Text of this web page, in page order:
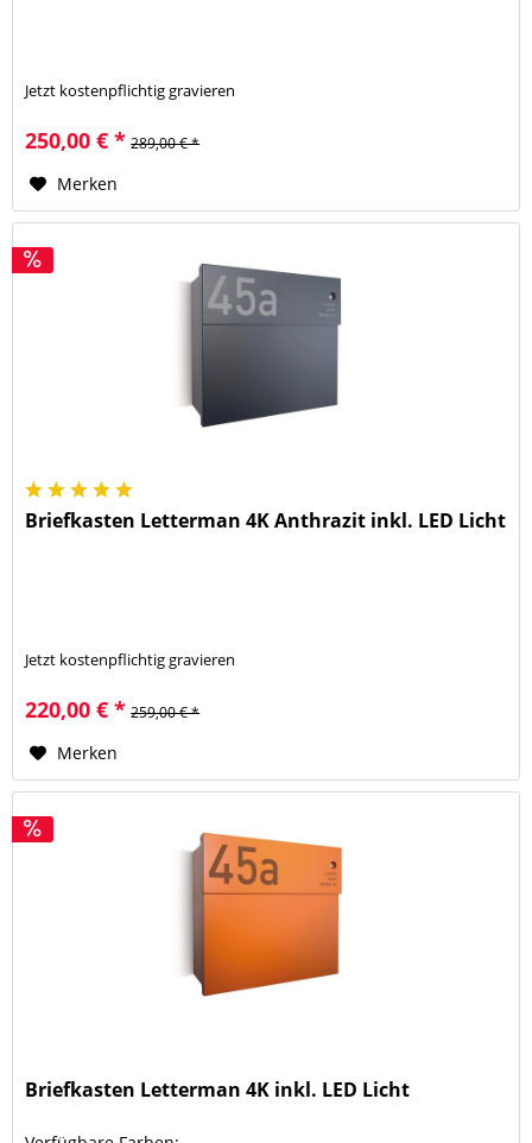
Jetzt kostenpflichtig gravieren
250,00 € * 289,00 € *
Merken
Briefkasten Letterman 4K Anthrazit inkl. LED Licht
Jetzt kostenpflichtig gravieren
220,00 € * 259,00 € *
Merken
Briefkasten Letterman 4K inkl. LED Licht